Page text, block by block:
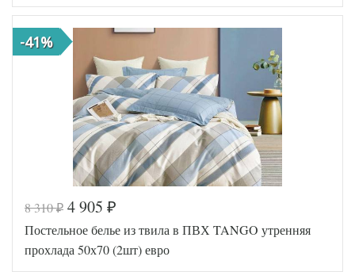
Размер
пододеяльника 200х220
Размер
простыни
50х70
(2шт)
Производитель
Tango
(Китай)
Код товара
559-185
Артикул
TT1084
28
Ткань
Твил
-41%
8 310₽ 4 905 ₽
Постельное белье из твила в ПВХ TANGO утренняя
прохлада 50х70 (2шт) евро